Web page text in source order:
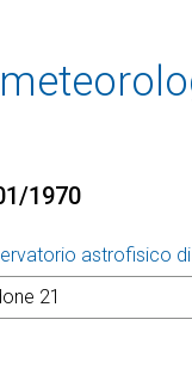
1970
astrofisico
21